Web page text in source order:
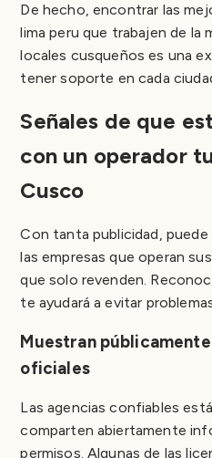
De hecho, encontrar las
lima peru que trabajen de la
locales cusqueños es una
tener soporte en cada
Señales de que
con un operador
Cusco
Con tanta publicidad,
las empresas que operan
que solo revenden.
te ayudará a evitar
Muestran
oficiales
Las agencias confiables
comparten abiertamente
permisos. Algunas de las